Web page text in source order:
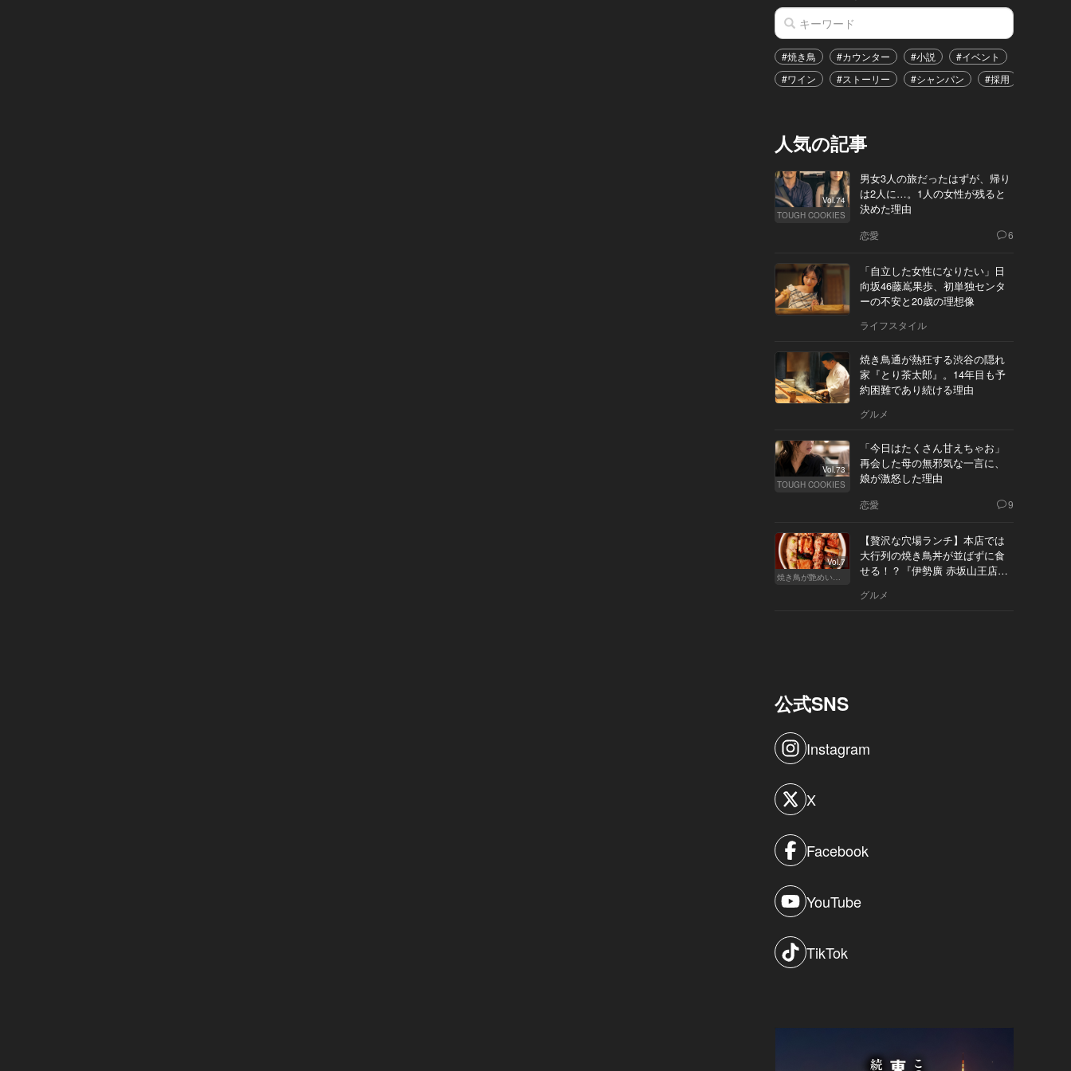
#焼き鳥 #カウンター #小説 #イベント
#ワイン
#ストーリー #シャンパン #採用
人気の記事
Vol.74
TOUGH COOKIES
男女3人の旅だったはずが、帰り
は2人に…。1人の女性が残ると
決めた理由
恋愛 6
「自立した女性になりたい」日
向坂46藤嶌果歩、初単独センタ
ーの不安と20歳の理想像
ライフスタイル
焼き鳥通が熱狂する渋谷の隠れ
家『とり茶太郎』。14年目も予
約困難であり続ける理由
グルメ
Vol.73
TOUGH COOKIES
「今日はたくさん甘えちゃお」
再会した母の無邪気な一言に、
娘が激怒した理由
恋愛 9
Vol.7
焼き鳥が艶めいてきた
【贅沢な穴場ランチ】本店では
大行列の焼き鳥丼が並ばずに食
せる！？『伊勢廣 赤坂山王店』
グルメ
公式SNS
Instagram
X
Facebook
YouTube
TikTok